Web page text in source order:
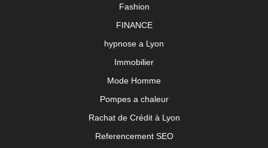
Fashion
FINANCE
hypnose a Lyon
Immobilier
Mode Homme
Pompes a chaleur
Rachat de Crédit à Lyon
Referencement SEO